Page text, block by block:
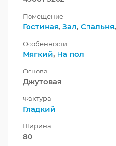
Помещение
Гостиная, Зал, Спальня,
Особенности
Мягкий, На пол
Основа
Джутовая
Фактура
Гладкий
Ширина
80